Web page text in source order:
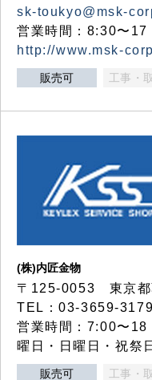
sk-toukyo@msk-
営業時間：8:30〜17
http://www.msk-
販売可 工事・
(株)内匠金物
〒125-0053 東京都
TEL：03-3659-
営業時間：7:00〜18
曜日・日曜日・祝祭日
販売可 工事・